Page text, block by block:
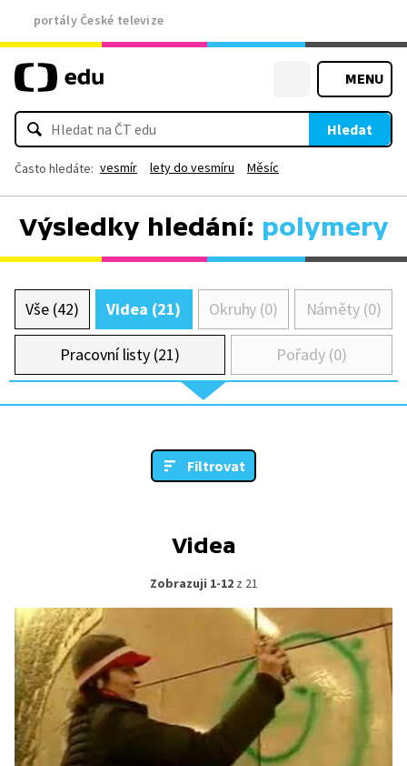
portály České televize
MENU
Hledat
Často hledáte: vesmír lety do vesmíru Měsíc
Výsledky hledání: polymery
Vše (42) Videa (21) Okruhy (0) Náměty (0)
Pracovní listy (21) Pořady (0)
Filtrovat
Videa
Zobrazuji 1-12z 21